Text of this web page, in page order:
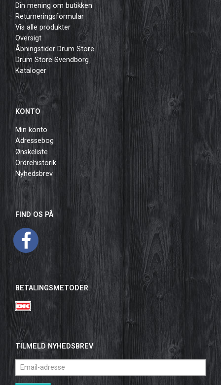
Din mening om butikken
Returneringsformular
Vis alle produkter
Oversigt
Åbningstider Drum Store
Drum Store Svendborg
Kataloger
KONTO
Min konto
Adressebog
Ønskeliste
Ordrehistorik
Nyhedsbrev
FIND OS PÅ
BETALINGSMETODER
TILMELD NYHEDSBREV
Email-
adresse